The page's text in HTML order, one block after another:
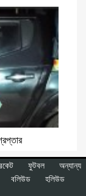
ফুটবল
অন্যান্য
বলিউড
হলিউড